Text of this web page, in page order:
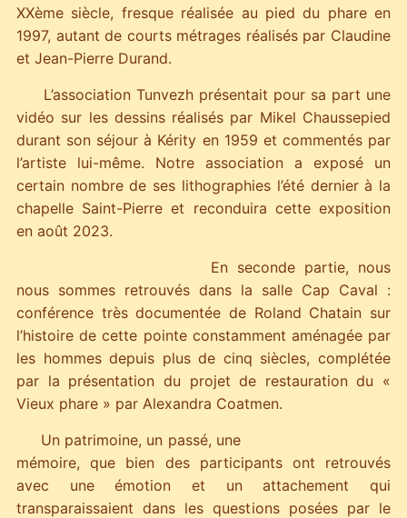
XXème siècle, fresque réalisée au pied du phare en
1997, autant de courts métrages réalisés par Claudine
et Jean-Pierre Durand.
L’association Tunvezh présentait pour sa part une
vidéo sur les dessins réalisés par Mikel Chaussepied
durant son séjour à Kérity en 1959 et commentés par
l’artiste lui-même. Notre association a exposé un
certain nombre de ses lithographies l’été dernier à la
chapelle Saint-Pierre et reconduira cette exposition
en août 2023.
En seconde partie, nous
nous sommes retrouvés dans la salle Cap Caval :
conférence très documentée de Roland Chatain sur
l’histoire de cette pointe constamment aménagée par
les hommes depuis plus de cinq siècles, complétée
par la présentation du projet de restauration du «
Vieux phare » par Alexandra Coatmen.
Un patrimoine, un passé, une
mémoire, que bien des participants ont retrouvés
avec une émotion et un attachement qui
transparaissaient dans les questions posées par le